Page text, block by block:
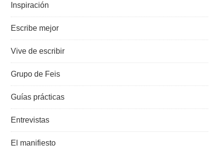
Inspiración
Escribe mejor
Vive de escribir
Grupo de Feis
Guías prácticas
Entrevistas
El manifiesto